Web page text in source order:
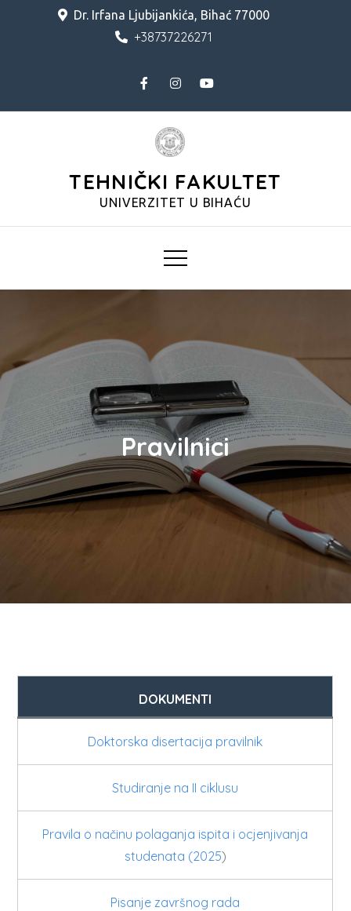
Dr. Irfana Ljubijankića, Bihać 77000
+38737226271
TEHNIČKI FAKULTET
UNIVERZITET U BIHAĆU
Pravilnici
DOKUMENTI
Doktorska disertacija pravilnik
Studiranje na II ciklusu
Pravila o načinu polaganja ispita i ocjenjivanja
studenata (2025)
Pisanje završnog rada